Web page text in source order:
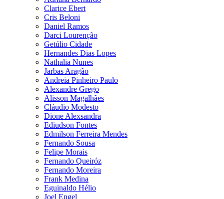
Clarice Ebert
Cris Beloni
Daniel Ramos
Darci Lourenção
Getúlio Cidade
Hernandes Dias Lopes
Nathalia Nunes
Jarbas Aragão
Andreia Pinheiro Paulo
Alexandre Grego
Alisson Magalhães
Cláudio Modesto
Dione Alexsandra
Ediudson Fontes
Edmilson Ferreira Mendes
Fernando Sousa
Felipe Morais
Fernando Queiróz
Fernando Moreira
Frank Medina
Eguinaldo Hélio
Joel Engel